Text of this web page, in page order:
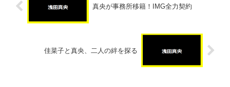
真央が事務所移籍！IMG全力契約
佳菜子と真央、二人の絆を探る